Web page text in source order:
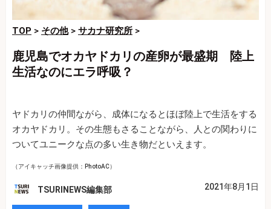
TOP > その他> サカナ研究所 >
鹿児島でオカヤドカリの産卵が最盛期 陸上
生活なのにエラ呼吸？
ヤドカリの仲間ながら、成体になるとほぼ陸上で生活をする
オカヤドカリ。その生態もさることながら、人との関わりに
ついてユニークな点の多い生き物だといえます。
（アイキャッチ画像提供：PhotoAC）
TSURINEWS編集部 2021年8月1日